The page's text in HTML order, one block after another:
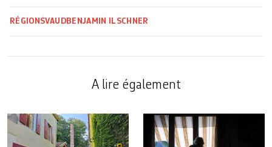
RÉGIONSVAUDBENJAMIN ILSCHNER
A lire également